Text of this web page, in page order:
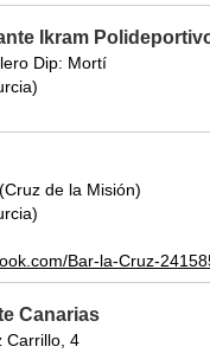
Ikram
Dip: Mortí
de la Misión)
Bar-la-Cruz-
Canarias
Carrillo, 4